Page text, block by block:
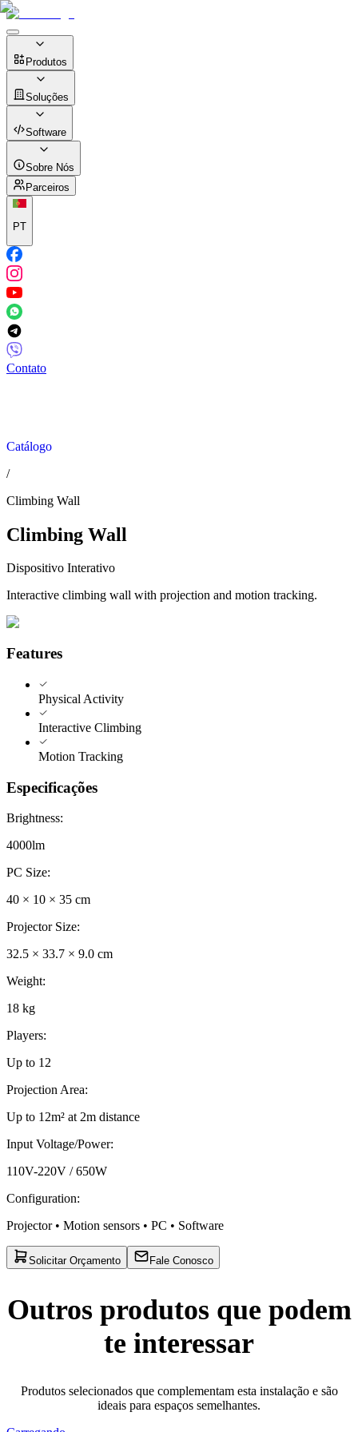
Produtos
Soluções
Software
Sobre Nós
Parceiros
PT
Contato
Catálogo
/
Climbing Wall
Climbing Wall
Dispositivo Interativo
Interactive climbing wall with projection and motion tracking.
Features
Physical Activity
Interactive Climbing
Motion Tracking
Especificações
Brightness:
4000lm
PC Size:
40 × 10 × 35 cm
Projector Size:
32.5 × 33.7 × 9.0 cm
Weight:
18 kg
Players:
Up to 12
Projection Area:
Up to 12m² at 2m distance
Input Voltage/Power:
110V-220V / 650W
Configuration:
Projector • Motion sensors • PC • Software
Solicitar Orçamento Fale Conosco
Outros produtos que podem
te interessar
Produtos selecionados que complementam esta instalação e são
ideais para espaços semelhantes.